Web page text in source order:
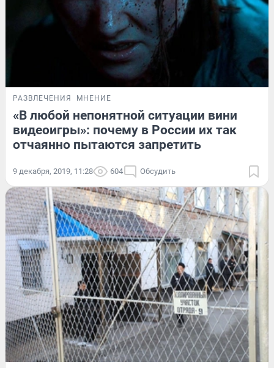
РАЗВЛЕЧЕНИЯ МНЕНИЕ
«В любой непонятной ситуации вини
видеоигры»: почему в России их так
отчаянно пытаются запретить
9 декабря, 2019, 11:28 604 Обсудить